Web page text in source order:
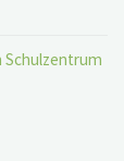
Schulzentrum